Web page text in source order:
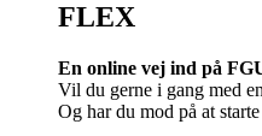
FLEX
En online vej ind på
Vil du gerne i gang med
Og har du mod på at